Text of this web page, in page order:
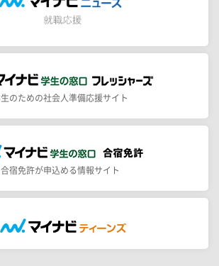
生のための社会人準備応援サイト
合宿免許が申込める情報サイト